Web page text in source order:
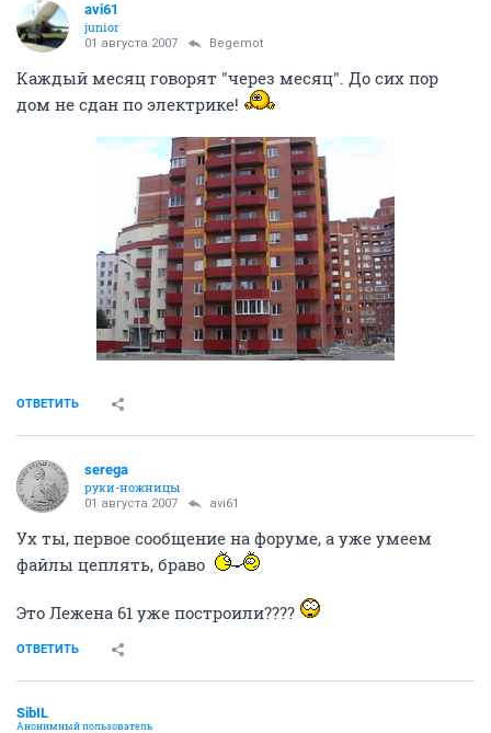
avi61
junior
01 августа 2007 Begemot
Каждый месяц говорят "через месяц". До сих пор
дом не сдан по электрике!
ОТВЕТИТЬ
serega
руки-ножницы
01 августа 2007 avi61
Ух ты, первое сообщение на форуме, а уже умеем
файлы цеплять, браво
Это Лежена 61 уже построили????
ОТВЕТИТЬ
SibIL
Анонимный пользователь